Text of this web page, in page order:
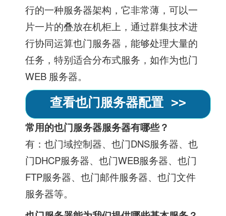
行的一种服务器架构，它非常薄，可以一
片一片的叠放在机柜上，通过群集技术进
行协同运算也门服务器，能够处理大量的
任务，特别适合分布式服务，如作为也门
WEB 服务器。
查看也门服务器配置 >>
常用的也门服务器服务器有哪些？
有：也门域控制器、也门DNS服务器、也
门DHCP服务器、也门WEB服务器、也门
FTP服务器、也门邮件服务器、也门文件
服务器等。